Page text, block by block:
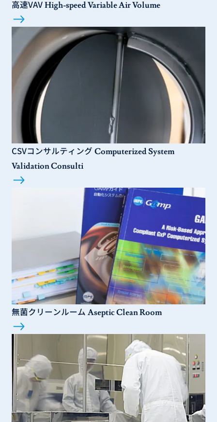
高速VAVHigh-speed Variable Air Volume
CSVコンサルティング Computerized System
Validation Consulti
無菌クリーンルーム Aseptic Clean Room